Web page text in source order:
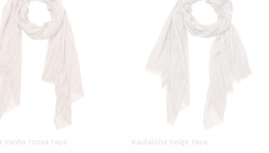
vanha roosa Yaya
Kaulaliina beige Yaya